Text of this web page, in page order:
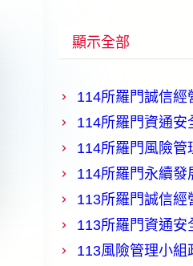
顯示全部
114所羅門誠信經
114所羅門資通
114所羅門風險管
114所羅門永續發
113所羅門誠信經
113所羅門資通
113風險管理小組